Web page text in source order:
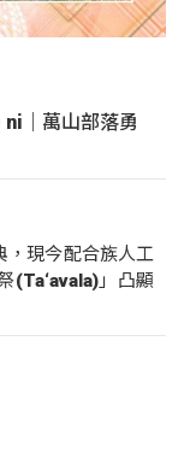
ni｜萬山部落勇
，現今配合族人工
(Ta‘avala)」凸顯